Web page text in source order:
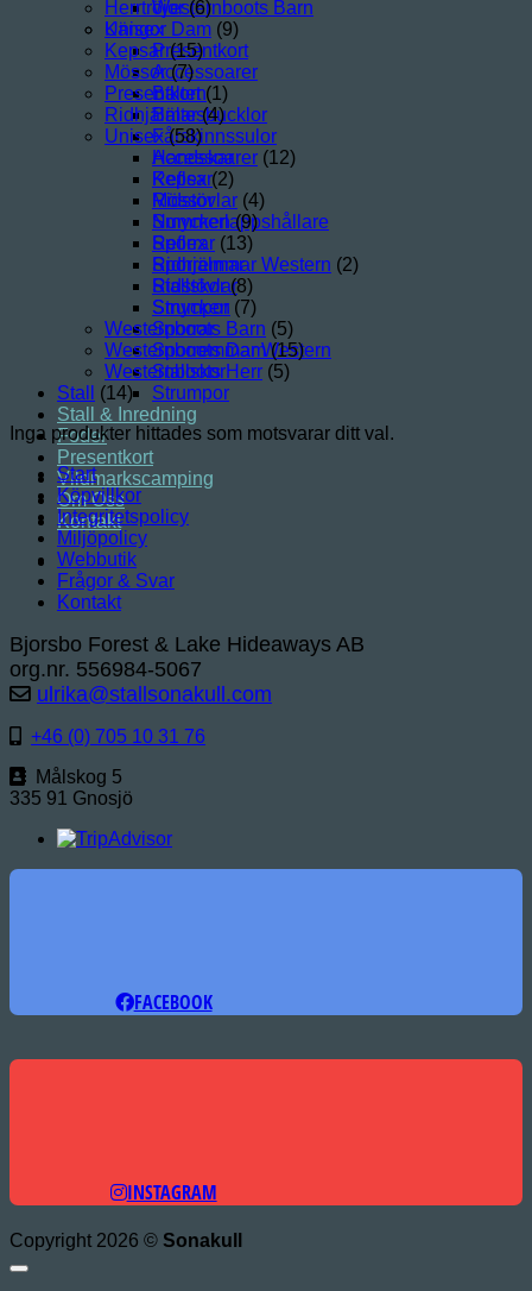
Westernboots Barn
Unisex
Presentkort
Accessoarer
Bälten
Bältesbucklor
Fårskinnssulor
Handskar
Kepsar
Mössor
Nummerlappshållare
Reflex
Ridhjälmar
Ridstövlar
Smycken
Sporrar
Sporremmar Western
Stallskor
Strumpor
Stall & Inredning
Foder
Presentkort
Vildmarkscamping
Om Oss
Kontakt
Herrtröjor (6)
Kängor Dam (9)
Kepsar (15)
Mössor (7)
Presentkort (1)
Ridhjälmar (4)
Unisex (58)
Accessoarer (12)
Reflex (2)
Ridstövlar (4)
Smycken (9)
Sporrar (13)
Sporremmar Western (2)
Stallskor (8)
Strumpor (7)
Westernboots Barn (5)
Westernboots Dam (15)
Westernboots Herr (5)
Stall
(14)
Inga produkter hittades som motsvarar ditt val.
Start
Köpvillkor
Integritetspolicy
Miljöpolicy
Webbutik
Frågor & Svar
Kontakt
Bjorsbo Forest & Lake Hideaways AB
org.nr. 556984-5067
ulrika@stallsonakull.com
+46 (0) 705 10 31 76
Målskog 5
335 91 Gnosjö
FACEBOOK
INSTAGRAM
Copyright 2026 © Sonakull